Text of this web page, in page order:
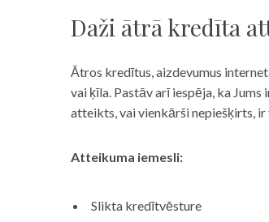
Daži ātrā kredīta
Ātros kredītus, aizdevumus
vai ķīla. Pastāv arī iespēja, ka
atteikts, vai vienkārši nepiešķirts,
Atteikuma iemesli:
Slikta kredītvēsture